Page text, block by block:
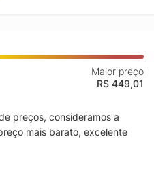
Maior preço
R$ 449,01
preços, consideramos a
mais barato, excelente